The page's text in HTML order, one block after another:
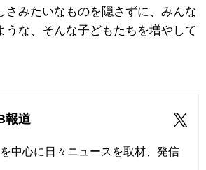
さみたいなものを隠さずに、みんな
うな、そんな子どもたちを増やして
報道
中心に日々ニュースを取材、発信